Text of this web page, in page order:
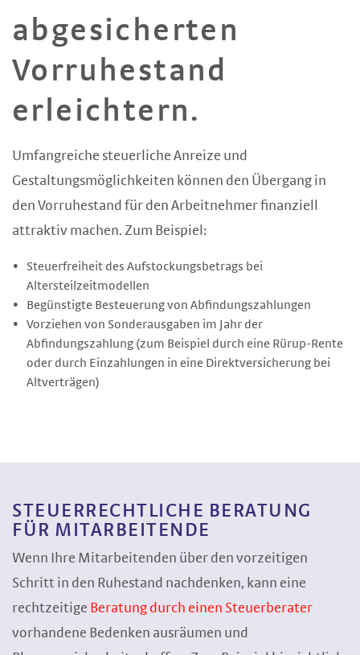
abgesicherten
Vorruhestand
erleichtern.
Umfangreiche steuerliche Anreize und
Gestaltungsmöglichkeiten können den Übergang in
den Vorruhestand für den Arbeitnehmer finanziell
attraktiv machen. Zum Beispiel:
Steuerfreiheit des Aufstockungsbetrags bei
Altersteilzeitmodellen
Begünstigte Besteuerung von Abfindungszahlungen
Vorziehen von Sonderausgaben im Jahr der
Abfindungszahlung (zum Beispiel durch eine Rürup-Rente
oder durch Einzahlungen in eine Direktversicherung bei
Altverträgen)
STEUERRECHTLICHE BERATUNG
FÜR MITARBEITENDE
Wenn Ihre Mitarbeitenden über den vorzeitigen
Schritt in den Ruhestand nachdenken, kann eine
rechtzeitige Beratung durch einen Steuerberater
vorhandene Bedenken ausräumen und